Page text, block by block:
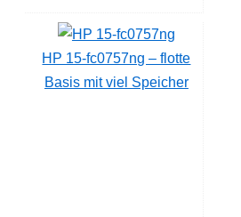
HP 15-fc0757ng – flotte
Basis mit viel Speicher